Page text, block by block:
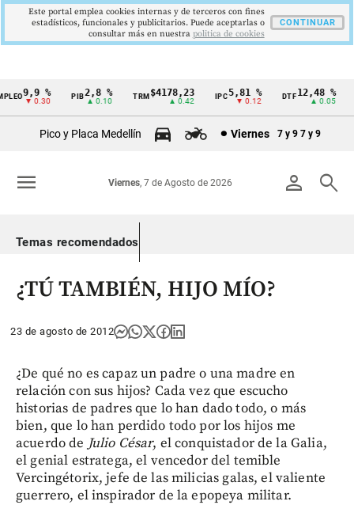
Cintillo
Colombia
9,9 %
▼ 0.30
PIB2,8 %
▲ 0.10
TRM$4178,23
▲ 0.42
IPC5,81 %
▼ 0.12
DTF12,48 %
▲ 0.05
Pico y Placa Medellín Viernes 7 y 9 7 y 9
person search
Viernes, 7 de Agosto de 2026
menu
Temas recomendados
¿TÚ TAMBIÉN, HIJO MÍO?
23 de agosto de 2012
¿De qué no es capaz un padre o una madre en
relación con sus hijos? Cada vez que escucho
historias de padres que lo han dado todo, o más
bien, que lo han perdido todo por los hijos me
acuerdo de Julio César, el conquistador de la Galia,
el genial estratega, el vencedor del temible
Vercingétorix, jefe de las milicias galas, el valiente
guerrero, el inspirador de la epopeya militar.
Este portal emplea cookies internas y de terceros con fines
estadísticos, funcionales y publicitarios. Puede aceptarlas o
consultar más en nuestra politica de cookies
CONTINUAR